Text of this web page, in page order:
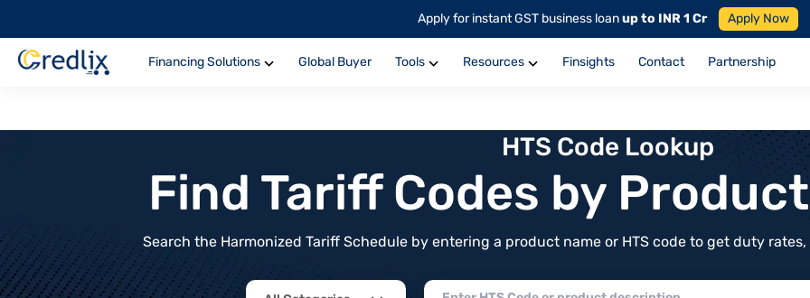
Apply for instant GST business loanup to INR 1 Cr Apply Now
Financing Solutions Global Buyer Tools Resources Finsights Contact Partnership
HTS Code Lookup
Find Tariff Codes by
Search the Harmonized Tariff Schedule by entering a product name or HTS code to get duty